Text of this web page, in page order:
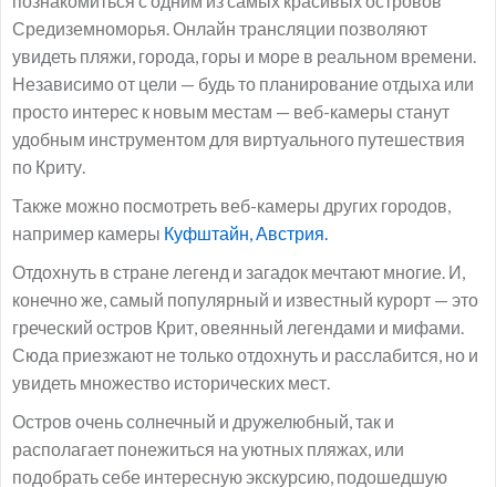
Средиземноморья. Онлайн трансляции позволяют
увидеть пляжи, города, горы и море в реальном времени.
Независимо от цели — будь то планирование отдыха или
просто интерес к новым местам — веб-камеры станут
удобным инструментом для виртуального путешествия
по Криту.
Также можно посмотреть веб-камеры других городов,
например камеры Куфштайн, Австрия.
Отдохнуть в стране легенд и загадок мечтают многие. И,
конечно же, самый популярный и известный курорт — это
греческий остров Крит, овеянный легендами и мифами.
Сюда приезжают не только отдохнуть и расслабится, но и
увидеть множество исторических мест.
Остров очень солнечный и дружелюбный, так и
располагает понежиться на уютных пляжах, или
подобрать себе интересную экскурсию, подошедшую